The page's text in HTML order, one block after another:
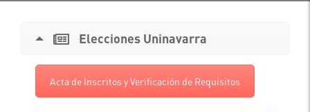
Elecciones Uninavarra
Acta de Inscritos y Verificación de Requisitos